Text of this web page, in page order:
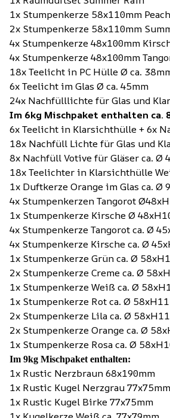
1x Stumpenkerze 58x110mm
2x Stumpenkerze 58x110mm
4x Stumpenkerze 48x100mm
4x Stumpenkerze 48x100mm
18x Teelicht in PC Hülle Ø ca.
6x Teelicht im Glas Ø ca. 45mm
24x Nachfülllichte für Glas und
Im 6kg Mischpaket enthalten ca.
6x Teelicht in Klarsichthülle + 6x
18x Nachfüll Lichte für Glas und
8x Nachfüll Votive für Gläser ca. Ø
18x Teelichter in Klarsichthülle
1x Duftkerze Orange im Glas ca. Ø
4x Stumpenkerzen Tangorot
1x Stumpenkerze Kirsche Ø
4x Stumpenkerze Tangorot ca. Ø
4x Stumpenkerze Kirsche ca. Ø
1x Stumpenkerze Grün ca. Ø
2x Stumpenkerze Creme ca. Ø
1x Stumpenkerze Weiß ca. Ø
1x Stumpenkerze Rot ca. Ø
2x Stumpenkerze Lila ca. Ø
2x Stumpenkerze Orange ca. Ø
1x Stumpenkerze Rosa ca. Ø
Im 9kg Mischpaket enthalten:
1x Rustic Nerzbraun 68x190mm
1x Rustic Kugel Nerzgrau 77x75mm
1x Rustic Kugel Birke 77x75mm